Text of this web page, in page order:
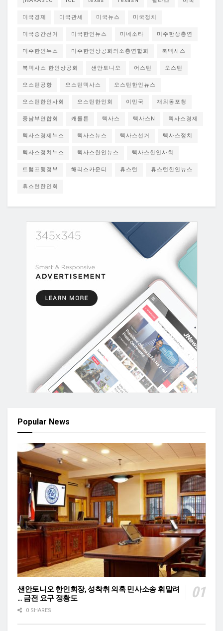
미국경제 미국관세 미국뉴스 미국정치
미국중간선거 미국한인뉴스 미네소타 미주한상총연
미주한인뉴스 미주한인상공회의소총연합회 북텍사스
북텍사스 한인상공회 샌안토니오 어스틴 오스틴
오스틴공항 오스틴텍사스 오스틴한인뉴스
오스틴한인사회 오스틴한인회 이민국 재외동포청
중남부연합회 캐롤튼 텍사스 텍사스N 텍사스경제
텍사스경제뉴스 텍사스뉴스 텍사스선거 텍사스정치
텍사스정치뉴스 텍사스한인뉴스 텍사스한인사회
트럼프행정부 해리스카운티 휴스턴 휴스턴한인뉴스
휴스턴한인회
Popular News
샌안토니오 한인회장, 성착취 의혹 민사소송 휘말려
… 금전 요구 정황도
0 SHARES